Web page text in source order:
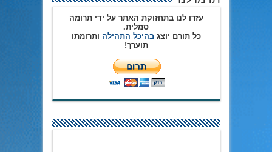
עזרו לנו בתחזוקת האתר על ידי תרומה
סמלית.
כל תורם יוצגבהיכל התהילה ותרומתו
תוערך!